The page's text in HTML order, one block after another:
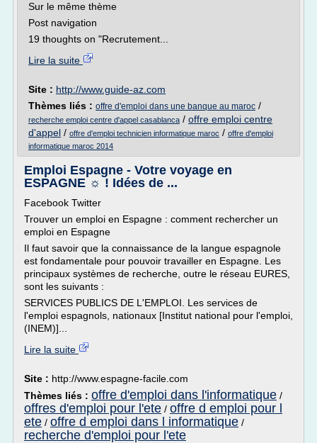
Sur le même thème
Post navigation
19 thoughts on "Recrutement...
Lire la suite
Site : http://www.guide-az.com
Thèmes liés : offre d'emploi dans une banque au maroc /
recherche emploi centre d'appel casablanca / offre emploi centre
d'appel / offre d'emploi technicien informatique maroc / offre d'emploi
informatique maroc 2014
Emploi Espagne - Votre voyage en
ESPAGNE ☼ ! Idées de ...
Facebook Twitter
Trouver un emploi en Espagne : comment rechercher un
emploi en Espagne
Il faut savoir que la connaissance de la langue espagnole
est fondamentale pour pouvoir travailler en Espagne. Les
principaux systèmes de recherche, outre le réseau EURES,
sont les suivants :
SERVICES PUBLICS DE L'EMPLOI. Les services de
l'emploi espagnols, nationaux [Institut national pour l'emploi,
(INEM)]...
Lire la suite
Site : http://www.espagne-facile.com
Thèmes liés : offre d'emploi dans l'informatique /
offres d'emploi pour l'ete / offre d emploi pour l
ete / offre d emploi dans l informatique /
recherche d'emploi pour l'ete